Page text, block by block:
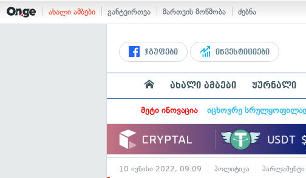
ახალი ამბები განტვირთვა მართვის მოწმობა ძებნა
ჯგუფები ინვესტიციები
ახალი ამბები ჟურნალი
მეტი ინოვაცია იცხოვრე
10 ივნისი 2022, 09:09 პოლიტიკა პარლამენტი